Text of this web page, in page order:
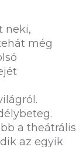
neki,
még
a theátrális
az egyik